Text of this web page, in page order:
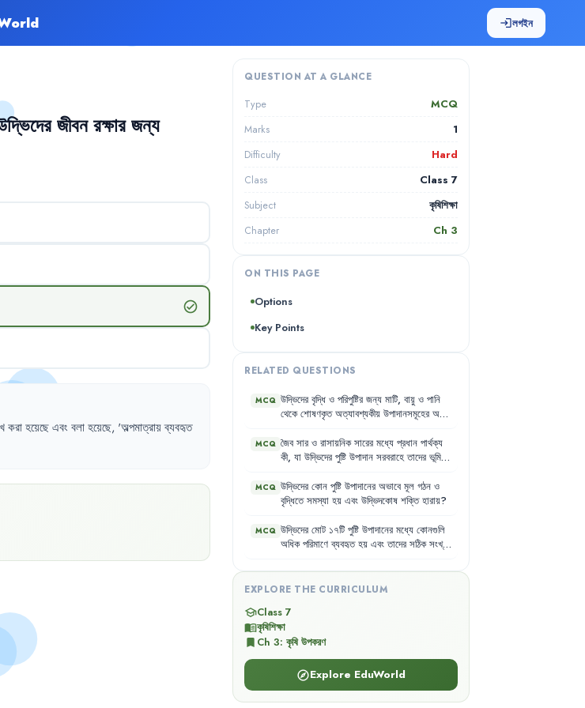
loginলগইন
জীবন রক্ষার জন্য
check_circle
করাহয়েছেএবং বলাহয়েছে, 'অল্পমাত্রায়ব্যবহৃত
QUESTION AT A GLANCE
Type MCQ
Marks 1
Difficulty Hard
Class Class 7
Subject কৃষিশিক্ষা
Chapter Ch 3
ON THIS PAGE
Options
Key Points
RELATED QUESTIONS
MCQ উদ্ভিদের বৃদ্ধি ও পরিপুষ্টির জন্য মাটি, বায়ু ও পানি
থেকে শোষণকৃত অত্যাবশ্যকীয় উপাদানসমূহের অভাব
MCQ জৈব সার ও রাসায়নিক সারের মধ্যে প্রধান পার্থক্য
কী, যা উদ্ভিদের পুষ্টি উপাদান সরবরাহে তাদের ভূমিকা
MCQ উদ্ভিদের কোন পুষ্টি উপাদানের অভাবে মূল গঠন ও
বৃদ্ধিতে সমস্যা হয় এবং উদ্ভিদকোষ শক্তি হারায়?
MCQ উদ্ভিদের মোট ১৭টি পুষ্টি উপাদানের মধ্যে কোনগুলি
অধিক পরিমাণে ব্যবহৃত হয় এবং তাদের সঠিক সংখ্যা
EXPLORE THE CURRICULUM
schoolClass 7
menu_bookকৃষিশিক্ষা
bookmark Ch 3: কৃষি উপকরণ
exploreExplore EduWorld